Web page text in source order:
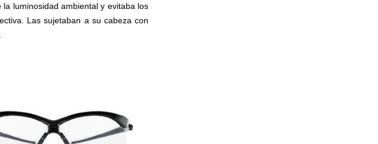
luminosidad ambiental y evitaba los
Las sujetaban a su cabeza con